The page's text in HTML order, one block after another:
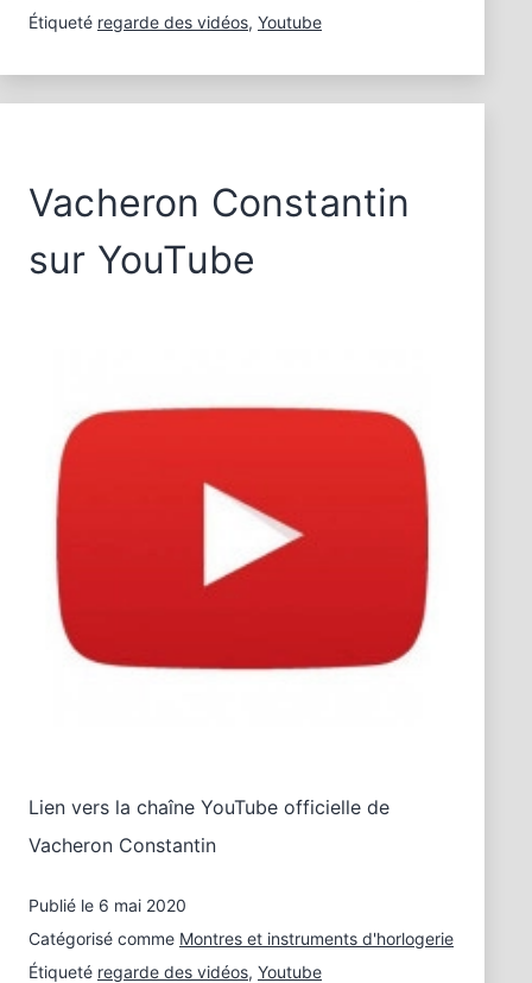
Étiqueté regarde des vidéos, Youtube
Vacheron Constantin
sur YouTube
Lien vers la chaîne YouTube officielle de
Vacheron Constantin
Publié le 6 mai 2020
Catégorisé comme Montres et instruments d'horlogerie
Étiqueté regarde des vidéos, Youtube